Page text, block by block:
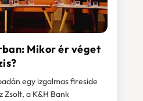
Mikor ér véget
egy izgalmas fireside
a K&H Bank